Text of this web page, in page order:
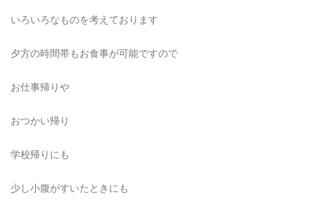
いろいろなものを考えております
夕方の時間帯もお食事が可能ですので
お仕事帰りや
おつかい帰り
学校帰りにも
少し小腹がすいたときにも